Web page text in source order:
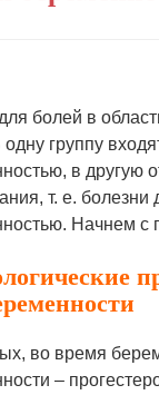
болей в
одну группу
в другую
т. е. болезни
Начнем с
во время
–